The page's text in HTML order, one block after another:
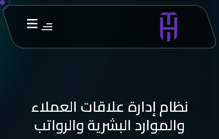
نظام إدارة علاقات العملاء
والموارد البشرية والرواتب